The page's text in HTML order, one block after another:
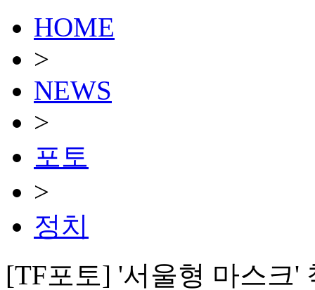
HOME
>
NEWS
>
포토
>
정치
[TF포토] '서울형 마스크'